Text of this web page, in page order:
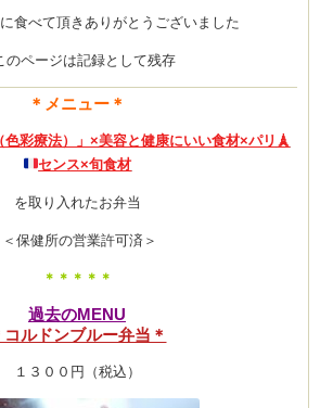
テイクアウト Clémentine (produced
食べて頂きありがとうございました
のページは記録として残存
＊メニュー＊
色彩療法）」×美容と健康にいい食材×パリ 🗼
センス×旬食材
を取り入れたお弁当
＜保健所の営業許可済＞
＊＊＊＊＊
過去のMENU
コルドンブルー弁当＊
１３００円（税込）